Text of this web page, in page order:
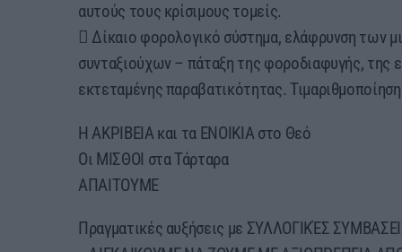
αυτούς τους κρίσιμους τομείς.
 Δίκαιο φορολογικό σύστημα, ελάφρυνση των
συνταξιούχων – πάταξη της φοροδιαφυγής, της
εκτεταμένης παραβατικότητας.
Η ΑΚΡΙΒΕΙΑ και τα ΕΝΟΙΚΙΑ στο Θεό
Οι ΜΙΣΘΟΙ στα Τάρταρα
ΑΠΑΙΤΟΥΜΕ
Πραγματικές αυξήσεις με ΣΥΛΛΟΓΙΚΈΣ